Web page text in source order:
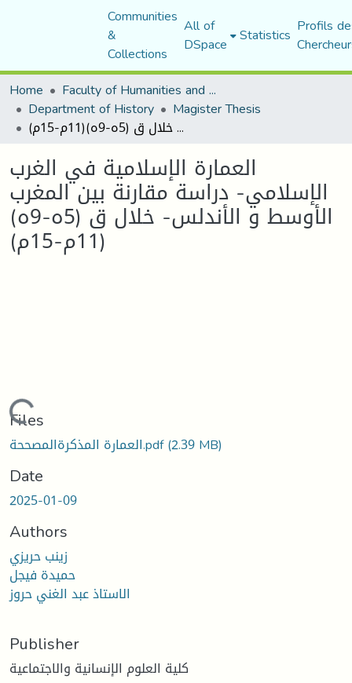
Communities
&
Collections
All of
DSpace Statistics Profils
Home
Faculty of Humanities and Social Sciences
Department of History Magister Thesis
العمارة الإسلامية في الغرب الإسلامي- دراسة مقارنة بين المغرب الأوسط و الأندلس- خلال ق (5ه-9ه)(11م-15م)
العمارة الإسلامية في الغرب
الإسلامي- دراسة مقارنة بين المغرب
الأوسط و الأندلس- خلال ق (5ه-9ه)
(11م-15م)
Loading...
Files
العمارة المذكرةالمصححة.pdf(2.39 MB)
Date
2025-01-09
Authors
زينب حريزي
حميدة فيجل
الاستاذ عبد الغني حروز
Publisher
كلية العلوم الإنسانية والاجتماعية